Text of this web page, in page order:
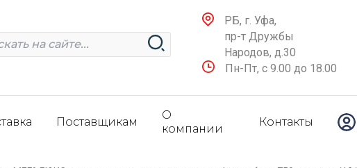
РБ, г. Уфа,
пр-т Дружбы
Народов, д.30
Пн-Пт, с 9.00 до 18.00
Поставщикам
О
компании
Контакты